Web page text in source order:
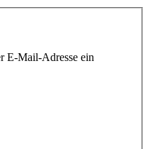
E-Mail-Adresse ein